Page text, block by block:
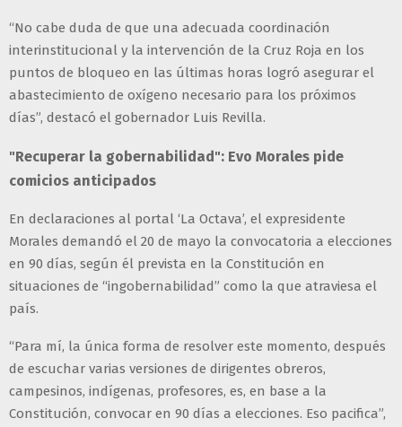
“No cabe duda de que una adecuada coordinación
interinstitucional y la intervención de la Cruz Roja en los
puntos de bloqueo en las últimas horas logró asegurar el
abastecimiento de oxígeno necesario para los próximos
días”, destacó el gobernador Luis Revilla.
"Recuperar la gobernabilidad": Evo Morales pide
comicios anticipados
En declaraciones al portal ‘La Octava’, el expresidente
Morales demandó el 20 de mayo la convocatoria a elecciones
en 90 días, según él prevista en la Constitución en
situaciones de “ingobernabilidad” como la que atraviesa el
país.
“Para mí, la única forma de resolver este momento, después
de escuchar varias versiones de dirigentes obreros,
campesinos, indígenas, profesores, es, en base a la
Constitución, convocar en 90 días a elecciones. Eso pacifica”,